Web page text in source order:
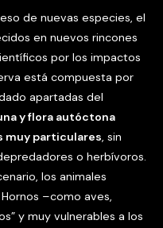
de nuevas especies, el
en nuevos rincones
por los impactos
está compuesta por
apartadas del
y flora autóctona
muy particulares, sin
o herbívoros.
los animales
–como aves,
y muy vulnerables a los